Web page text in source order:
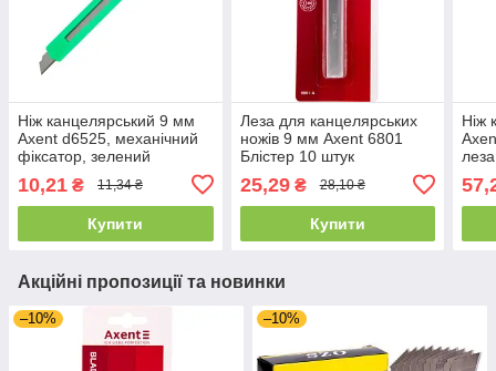
Ніж канцелярський 9 мм
Axent d6525, механічний
фіксатор, зелений
10,21 ₴ 11,34 ₴
Купити
Леза для канцелярських
ножів 9 мм Axent 6801
Блістер 10 штук
25,29₴ 28,10 ₴
Купити
Ніж
леза
Акційні пропозиції та новинки
–10% –10%